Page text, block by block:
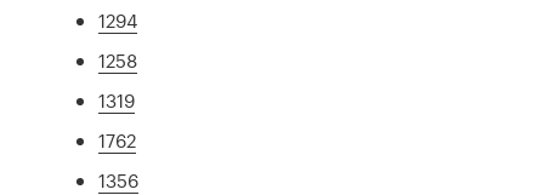
1294
1258
1319
1762
1356